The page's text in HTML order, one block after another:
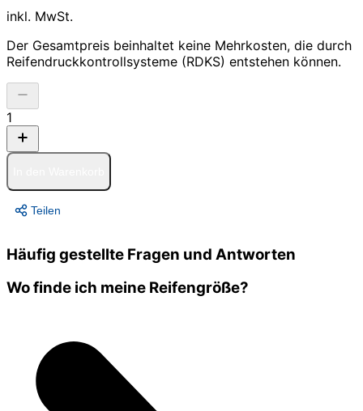
inkl. MwSt.
Der Gesamtpreis beinhaltet keine Mehrkosten, die durch
Reifendruckkontrollsysteme (RDKS) entstehen können.
1
Teilen
Häufig gestellte Fragen und Antworten
Wo finde ich meine Reifengröße?